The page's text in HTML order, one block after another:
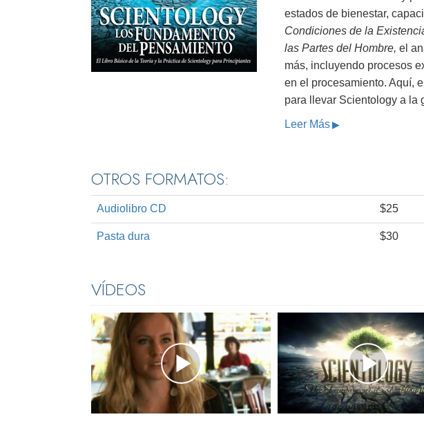
estados de bienestar,
Condiciones de la
las Partes del Hombre, el
más, incluyendo procesos
en el procesamiento. Aquí,
para llevar Scientology a la
Leer Más
OTROS FORMATOS:
Audiolibro CD $25
Pasta dura $30
VÍDEOS